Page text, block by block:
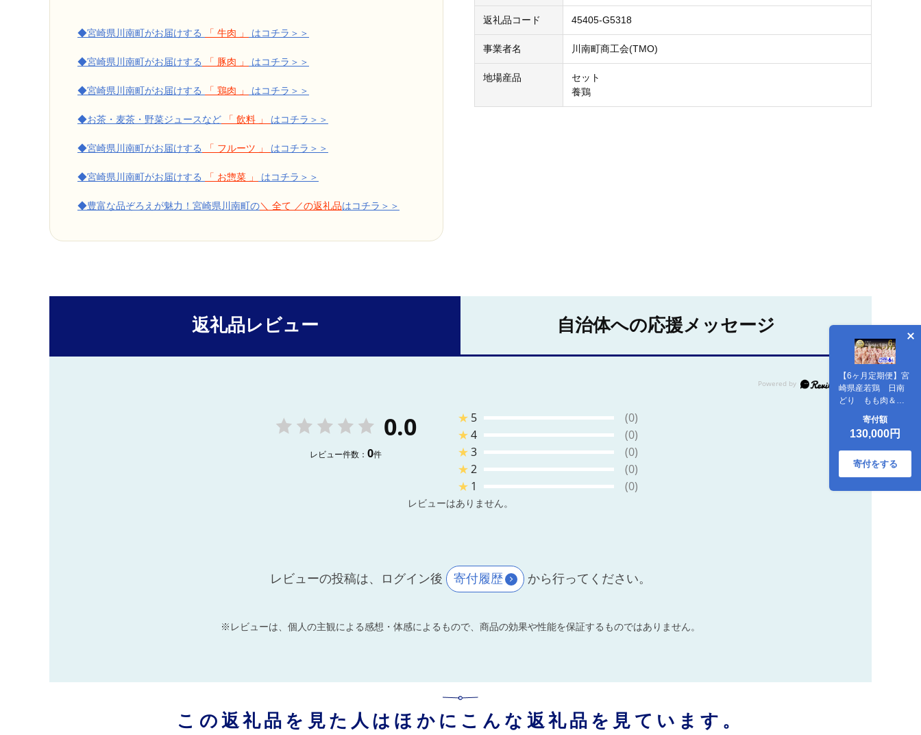
◆宮崎県川南町がお届けする 「 牛肉 」 はコチラ＞＞
◆宮崎県川南町がお届けする 「 豚肉 」 はコチラ＞＞
◆宮崎県川南町がお届けする 「 鶏肉 」 はコチラ＞＞
◆お茶・麦茶・野菜ジュースなど 「 飲料 」 はコチラ＞＞
◆宮崎県川南町がお届けする 「 フルーツ 」 はコチラ＞＞
◆宮崎県川南町がお届けする 「 お惣菜 」 はコチラ＞＞
◆豊富な品ぞろえが魅力！宮崎県川南町の＼ 全て ／の返礼品はコチラ＞＞
【6ヶ月定期便】宮
崎県産若鶏 日南
どり もも肉＆む
ね肉＆手羽元 計
6kg（各2㎏×1） 【
ふるさと納税 鶏肉
鶏 若鶏 もも むね
手羽元 セット 宮崎
県産 川南町 おうち
寄付額
130,000円
寄付をする
返礼品コード 45405-G5318
事業者名 川南町商工会(TMO)
地場産品
セット
養鶏
返礼品レビュー 自治体への応援メッセージ
0.0
レビュー件数： 0件
★ 5
(0)
★4
(0)
★3
(0)
★2
(0)
★ 1 (0)
レビューはありません。
レビューの投稿は、ログイン後 寄付履歴 から行ってください。
※レビューは、個人の主観による感想・体感によるもので、商品の効果や性能を保証するものではありません。
この返礼品を見た人はほかにこんな返礼品を見ています。